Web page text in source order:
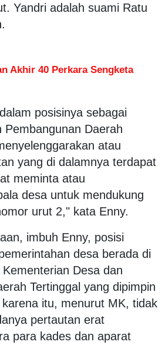
Yandri adalah suami Ratu
Akhir 40 Perkara Sengketa
posisinya sebagai
Pembangunan Daerah
atau
yang di dalamnya terdapat
meminta atau
desa untuk mendukung
urut 2," kata Enny.
imbuh Enny, posisi
desa berada di
Desa dan
Tertinggal yang dipimpin
itu, menurut MK, tidak
pertautan erat
para kades dan aparat